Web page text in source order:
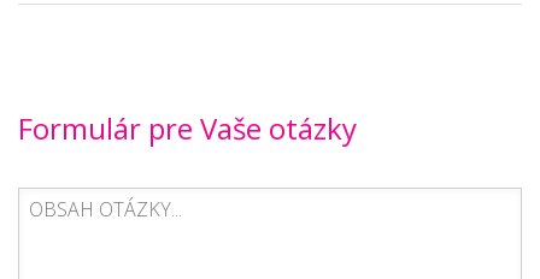
Formulár pre Vaše otázky